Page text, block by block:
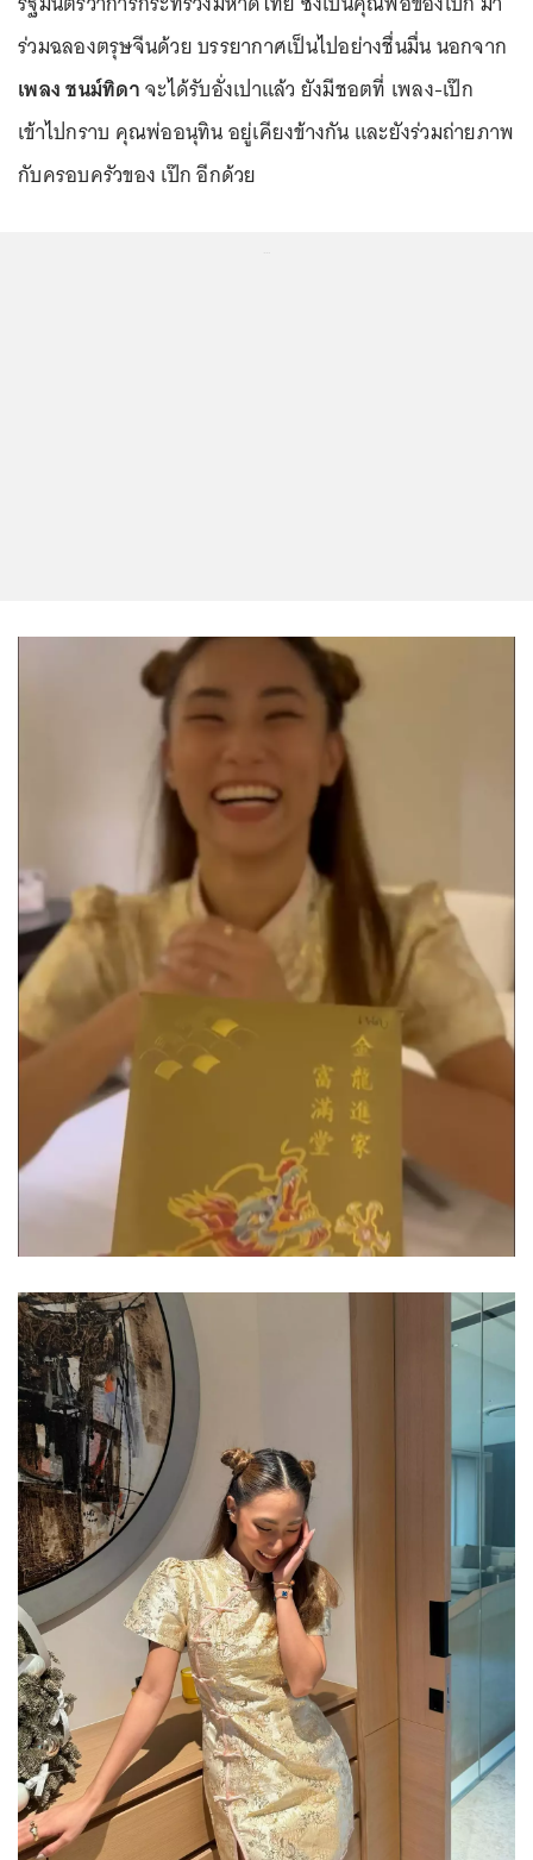
ร่วมฉลองตรุษจีนด้วย บรรยากาศเป็นไปอย่างชื่นมื่น นอกจาก
เพลง ชนม์ทิดาจะได้รับอั่งเปาแล้ว ยังมีชอตที่ เพลง-เป๊ก
เข้าไปกราบ คุณพ่ออนุทิน อยู่เคียงข้างกัน และยังร่วมถ่ายภาพ
กับครอบครัวของ เป๊ก อีกด้วย